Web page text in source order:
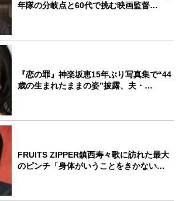
年隊の分岐点と60代で挑む映画監督…
『恋の罪』神楽坂恵15年ぶり写真集で“44
歳の生まれたままの姿”披露、夫・…
FRUITS ZIPPER鎮西寿々歌に訪れた最大
のピンチ「身体がいうことをきかない…